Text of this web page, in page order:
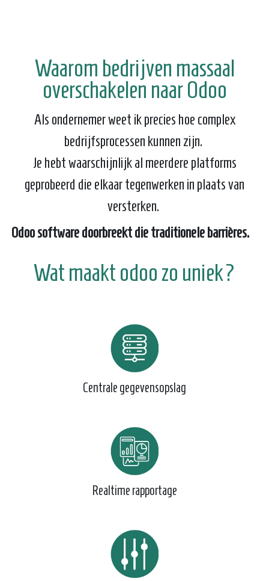
Waarom bedrijven massaal
overschakelen naar Odoo
Als ondernemer weet ik precies hoe complex
bedrijfsprocessen kunnen zijn.
Je hebt waarschijnlijk al meerdere platforms
geprobeerd die elkaar tegenwerken in plaats van
versterken.
Odoo software doorbreekt die traditionele barrières.
Wat maakt odoo zo uniek?
Centrale gegevensopslag
Realtime rapportage